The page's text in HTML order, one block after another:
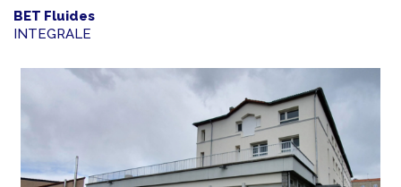
BET Fluides
INTEGRALE